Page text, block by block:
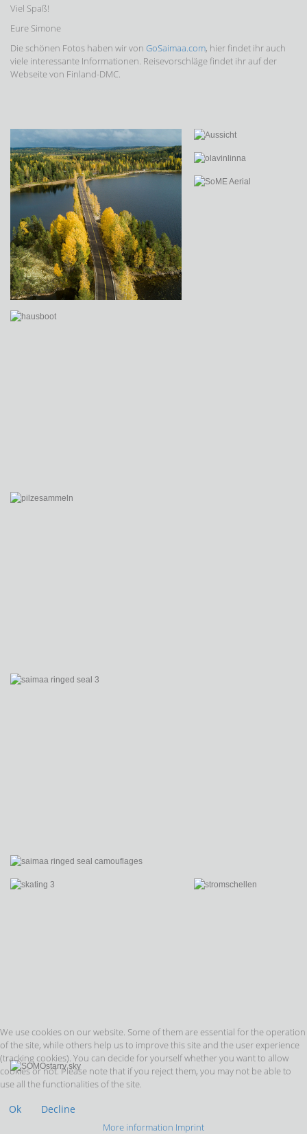
Viel Spaß!
Eure Simone
Die schönen Fotos haben wir von GoSaimaa.com, hier findet ihr auch
viele interessante Informationen. Reisevorschläge findet ihr auf der
Webseite von Finland-DMC.
We use cookies on our website. Some of them are essential for the operation
of the site, while others help us to improve this site and the user experience
(tracking cookies). You can decide for yourself whether you want to allow
cookies or not. Please note that if you reject them, you may not be able to
use all the functionalities of the site.
Ok Decline
More information Imprint